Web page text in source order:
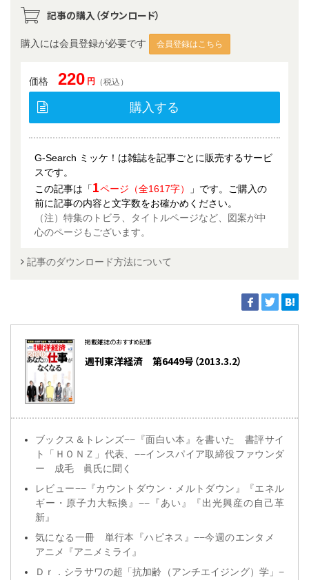
記事の購入（ダウンロード）
購入には会員登録が必要です 会員登録はこちら
価格 220 円 （税込）
購入する
G-Search ミッケ！は雑誌を記事ごとに販売するサービ
スです。
この記事は「1ページ（全1617字）
」です。ご購入の
前に記事の内容と文字数をお確かめください。
（注）特集のトビラ、タイトルページなど、図案が中
心のページもございます。
記事のダウンロード方法について
掲載雑誌のおすすめ記事
週刊東洋経済 第6449号（2013.3.2）
ブックス＆トレンズ−−『面白い本』を書いた 書評サイ
ト「ＨＯＮＺ」代表、−−インスパイア取締役ファウンダ
ー 成毛 眞氏に聞く
レビュー−−『カウントダウン・メルトダウン』『エネル
ギー・原子力大転換』−−『あい』『出光興産の自己革
新』
気になる一冊 単行本『ハピネス』−−今週のエンタメ
アニメ『アニメミライ』
Ｄｒ．シラサワの超「抗加齢（アンチエイジング）学」−